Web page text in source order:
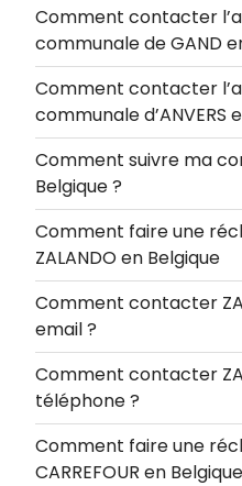
Comment contacter
communale de GAND
Comment contacter
communale d’ANVERS
Comment suivre ma
Belgique ?
Comment faire une
ZALANDO en Belgique
Comment contacter
email ?
Comment contacter
téléphone ?
Comment faire une
CARREFOUR en Belgique